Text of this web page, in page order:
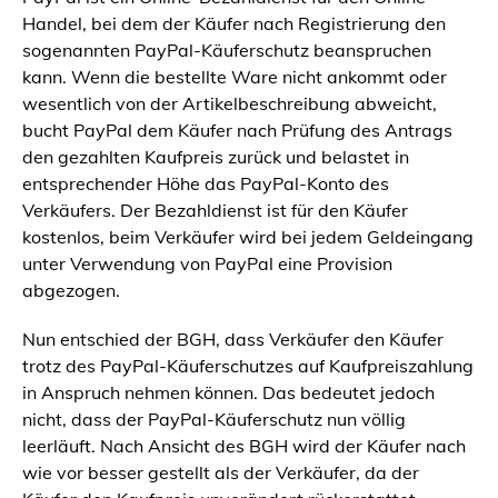
Handel, bei dem der Käufer nach Registrierung den
sogenannten PayPal-Käuferschutz beanspruchen
kann. Wenn die bestellte Ware nicht ankommt oder
wesentlich von der Artikelbeschreibung abweicht,
bucht PayPal dem Käufer nach Prüfung des Antrags
den gezahlten Kaufpreis zurück und belastet in
entsprechender Höhe das PayPal-Konto des
Verkäufers. Der Bezahldienst ist für den Käufer
kostenlos, beim Verkäufer wird bei jedem Geldeingang
unter Verwendung von PayPal eine Provision
abgezogen.
Nun entschied der BGH, dass Verkäufer den Käufer
trotz des PayPal-Käuferschutzes auf Kaufpreiszahlung
in Anspruch nehmen können. Das bedeutet jedoch
nicht, dass der PayPal-Käuferschutz nun völlig
leerläuft. Nach Ansicht des BGH wird der Käufer nach
wie vor besser gestellt als der Verkäufer, da der